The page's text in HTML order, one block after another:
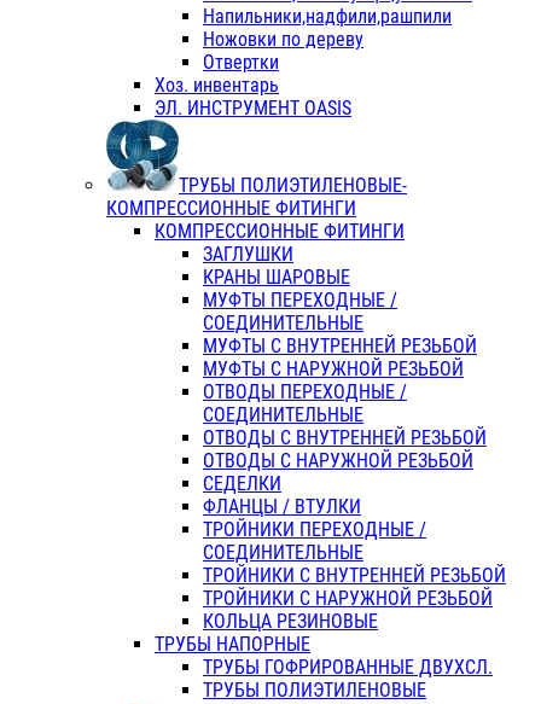
Напильники,надфили,рашпили
Ножовки по дереву
Отвертки
Хоз. инвентарь
ЭЛ. ИНСТРУМЕНТ OASIS
ТРУБЫ ПОЛИЭТИЛЕНОВЫЕ-
КОМПРЕССИОННЫЕ ФИТИНГИ
КОМПРЕССИОННЫЕ ФИТИНГИ
ЗАГЛУШКИ
КРАНЫ ШАРОВЫЕ
МУФТЫ ПЕРЕХОДНЫЕ /
СОЕДИНИТЕЛЬНЫЕ
МУФТЫ С ВНУТРЕННЕЙ РЕЗЬБОЙ
МУФТЫ С НАРУЖНОЙ РЕЗЬБОЙ
ОТВОДЫ ПЕРЕХОДНЫЕ /
СОЕДИНИТЕЛЬНЫЕ
ОТВОДЫ С ВНУТРЕННЕЙ РЕЗЬБОЙ
ОТВОДЫ С НАРУЖНОЙ РЕЗЬБОЙ
СЕДЕЛКИ
ФЛАНЦЫ / ВТУЛКИ
ТРОЙНИКИ ПЕРЕХОДНЫЕ /
СОЕДИНИТЕЛЬНЫЕ
ТРОЙНИКИ С ВНУТРЕННЕЙ РЕЗЬБОЙ
ТРОЙНИКИ С НАРУЖНОЙ РЕЗЬБОЙ
КОЛЬЦА РЕЗИНОВЫЕ
ТРУБЫ НАПОРНЫЕ
ТРУБЫ ГОФРИРОВАННЫЕ ДВУХСЛ.
ТРУБЫ ПОЛИЭТИЛЕНОВЫЕ